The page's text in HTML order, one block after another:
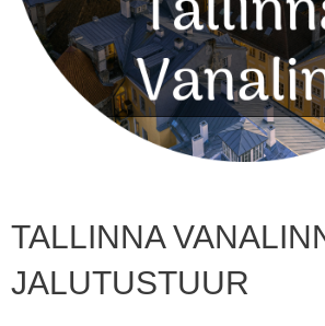
TALLINNA
JALUTUSTUUR